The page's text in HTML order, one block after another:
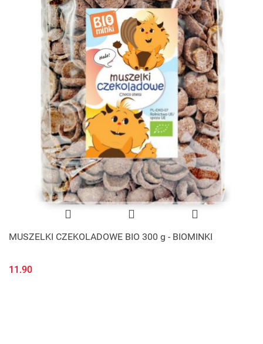
MUSZELKI CZEKOLADOWE BIO 300 g - BIOMINKI
11.90